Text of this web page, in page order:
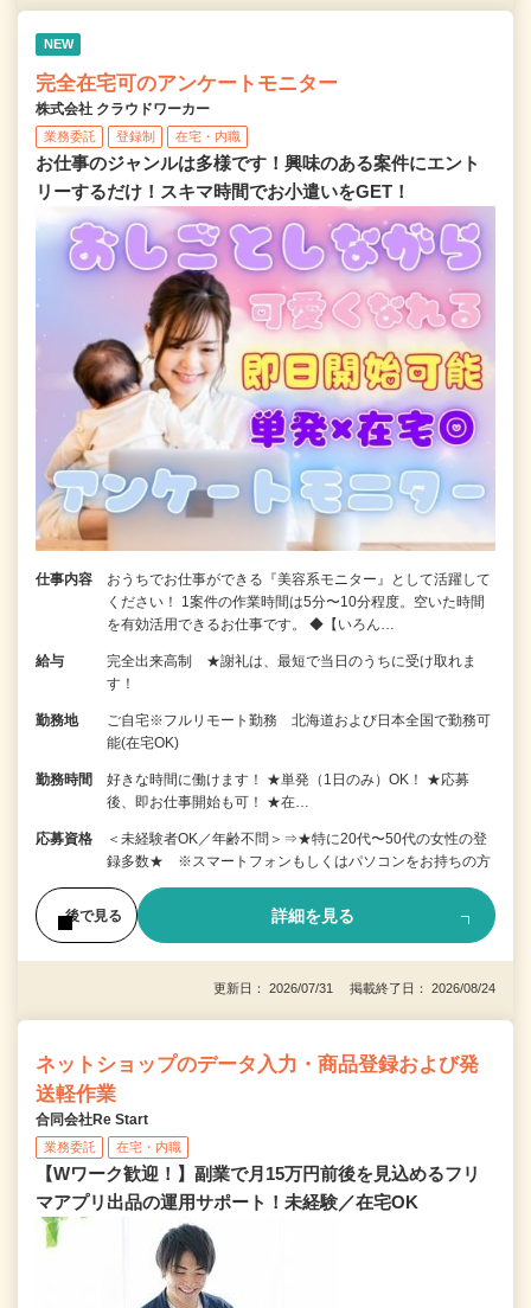
NEW
完全在宅可のアンケートモニター
株式会社 クラウドワーカー
業務委託 登録制 在宅・内職
お仕事のジャンルは多様です！興味のある案件にエント
リーするだけ！スキマ時間でお小遣いをGET！
仕事内容
おうちでお仕事ができる『美容系モニター』として活躍して
ください！ 1案件の作業時間は5分〜10分程度。空いた時間
を有効活用できるお仕事です。 ◆【いろん…
給与
完全出来高制 ★謝礼は、最短で当日のうちに受け取れま
す！
勤務地
ご自宅※フルリモート勤務 北海道および日本全国で勤務可
能(在宅OK)
勤務時間
好きな時間に働けます！ ★単発（1日のみ）OK！ ★応募
後、即お仕事開始も可！ ★在…
応募資格
＜未経験者OK／年齢不問＞⇒★特に20代〜50代の女性の登
録多数★ ※スマートフォンもしくはパソコンをお持ちの方
後で見る 詳細を見る
更新日： 2026/07/31 掲載終了日： 2026/08/24
ネットショップのデータ入力・商品登録および発
送軽作業
合同会社Re Start
業務委託 在宅・内職
【Wワーク歓迎！】副業で月15万円前後を見込めるフリ
マアプリ出品の運用サポート！未経験／在宅OK